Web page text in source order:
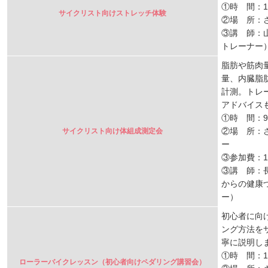
サイクリスト向けストレッチ体験
①時 間：
②場 所：さ
③講 師：山
トレーナー
サイクリスト向け体組成測定会
脂肪や筋肉
量、内臓脂
計測。トレ
アドバイス
①時 間：
②場 所：さ
ー
③参加費：
③講 師：長
からの健康
ー）
ローラーバイクレッスン（初心者向けペダリング講習会）
初心者に向
ング方法を
寧に説明し
①時 間：